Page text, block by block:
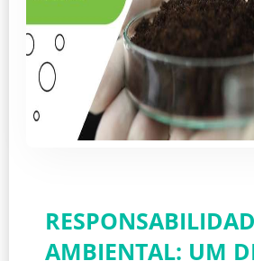
AMBIENTAL: UM